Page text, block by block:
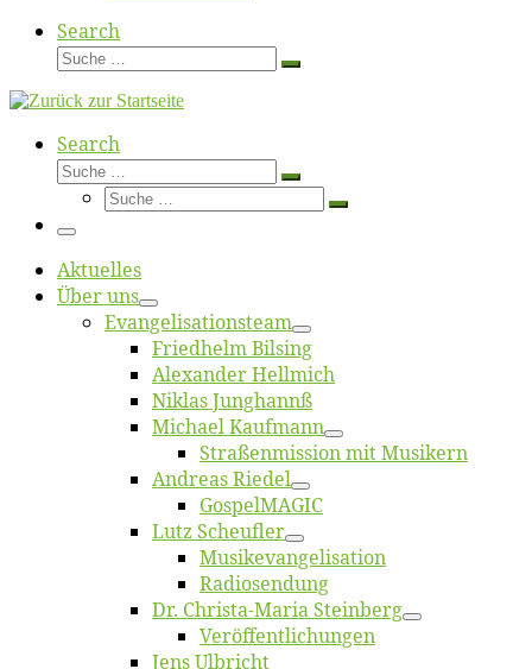
Search
Suche
Suche
Search
Suche
Suche
Suche
Suche
Menü
Ak­tu­el­les
Über uns
Evangelisa­tions­team
Fried­helm Bilsing
Alex­an­der Hellmich
Ni­klas Junghannß
Mi­cha­el Kaufmann
Straßenmis­sion mit Musikern
An­dre­as Riedel
Gos­pel­MA­GIC
Lutz Scheuf­ler
Musikevan­ge­li­sa­tion
Ra­dio­sen­dung
Dr. Chris­­ta-Ma­ria Steinberg
Ver­öf­fent­li­chun­gen
Jens Ulb­richt